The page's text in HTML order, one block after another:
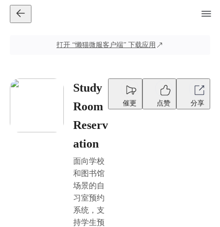
打开 “懒猫微服客户端” 下载应用
Study
Room
Reserv
ation
面向学校
和图书馆
场景的自
习室预约
系统，支
持学生预
催更 点赞 分享